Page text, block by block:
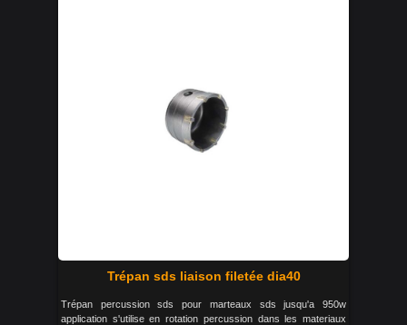
Trépan sds liaison filetée dia40
Trépan percussion sds pour marteaux sds jusqu'a 950w
application s'utilise en rotation percussion dans les materiaux